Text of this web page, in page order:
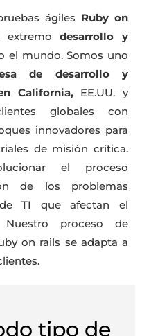
ágiles Ruby on
extremodesarrollo y
el mundo. Somos uno
de desarrollo y
California,EE.UU. y
globales con
innovadores para
de misión crítica.
el proceso
de los problemas
TI que afectan el
proceso de
on rails se adapta a
tipo de